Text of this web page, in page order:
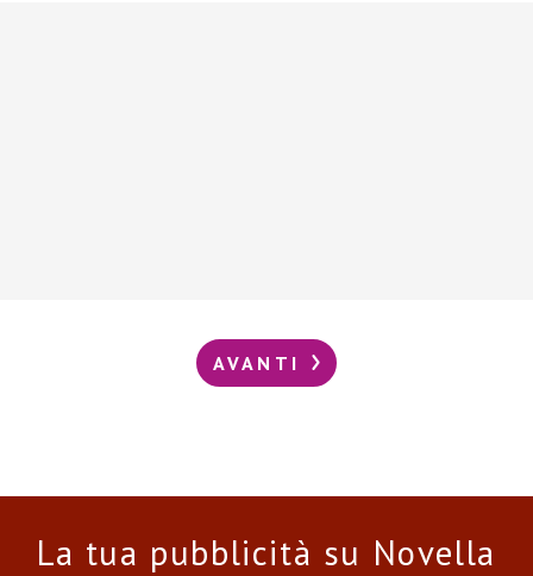
AVANTI
La tua pubblicità su Novella